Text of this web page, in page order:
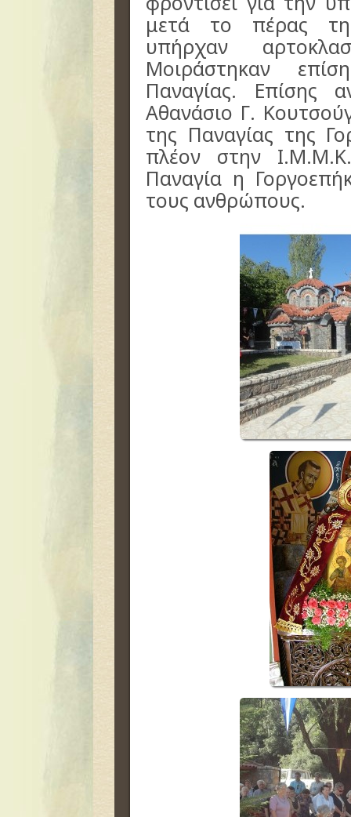
μετά το πέρας
υπήρχαν
Μοιράστηκαν
Παναγίας. Επίσης
Αθανάσιο Γ.
της Παναγίας της
πλέον στην
Παναγία η
τους ανθρώπους.